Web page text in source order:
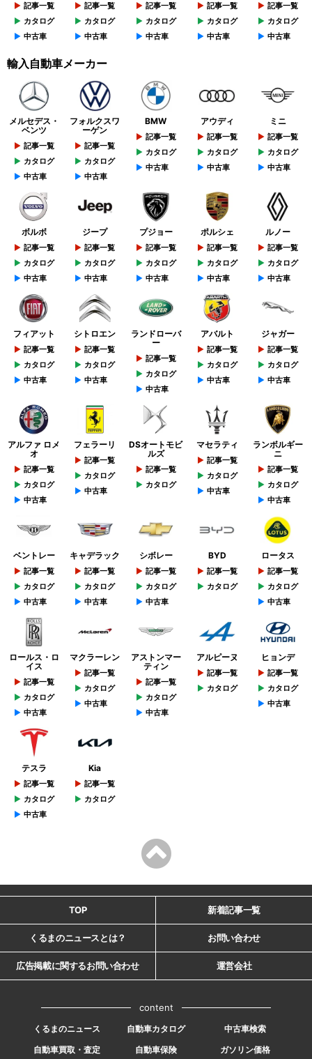
記事一覧
カタログ
中古車
記事一覧
カタログ
中古車
記事一覧
カタログ
中古車
記事一覧
カタログ
中古車
記事一覧
カタログ
中古車
輸入自動車メーカー
メルセデス・
ベンツ
記事一覧
カタログ
中古車
フォルクスワ
ーゲン
記事一覧
カタログ
中古車
BMW
記事一覧
カタログ
中古車
アウディ
記事一覧
カタログ
中古車
ミニ
記事一覧
カタログ
中古車
ボルボ
記事一覧
カタログ
中古車
ジープ
記事一覧
カタログ
中古車
プジョー
記事一覧
カタログ
中古車
ポルシェ
記事一覧
カタログ
中古車
ルノー
記事一覧
カタログ
中古車
フィアット
記事一覧
カタログ
中古車
シトロエン
記事一覧
カタログ
中古車
ランドローバ
ー
記事一覧
カタログ
中古車
アバルト
記事一覧
カタログ
中古車
ジャガー
記事一覧
カタログ
中古車
アルファ ロメ
オ
記事一覧
カタログ
中古車
フェラーリ
記事一覧
カタログ
中古車
DSオートモビ
ルズ
記事一覧
カタログ
マセラティ
記事一覧
カタログ
中古車
ランボルギー
ニ
記事一覧
カタログ
中古車
ベントレー
記事一覧
カタログ
中古車
キャデラック
記事一覧
カタログ
中古車
シボレー
記事一覧
カタログ
中古車
BYD
記事一覧
カタログ
ロータス
記事一覧
カタログ
中古車
ロールス・ロ
イス
記事一覧
カタログ
中古車
マクラーレン
記事一覧
カタログ
中古車
アストンマー
ティン
記事一覧
カタログ
中古車
アルピーヌ
記事一覧
カタログ
ヒョンデ
記事一覧
カタログ
中古車
テスラ
記事一覧
カタログ
中古車
Kia
記事一覧
カタログ
TOP 新着記事一覧
くるまのニュースとは？ お問い合わせ
広告掲載に関するお問い合わせ 運営会社
content
くるまのニュース 自動車カタログ
中古車検索
自動車買取・査定
自動車保険 ガソリン価格